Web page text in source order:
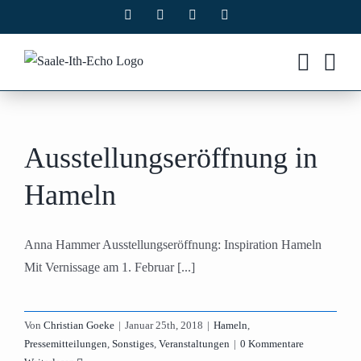
Inhalt
springen
Facebook Instagram
Ausstellungseröffnung in
Hameln
Anna Hammer Ausstellungseröffnung: Inspiration Hameln
Mit Vernissage am 1. Februar [...]
Von Christian Goeke | Januar 25th, 2018 | Hameln,
Pressemitteilungen, Sonstiges, Veranstaltungen | 0 Kommentare